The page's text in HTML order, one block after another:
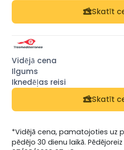
Skatīt
Skatīt
*Vidējā cena, pamatojoties uz
pēdējo 30 dienu laikā.